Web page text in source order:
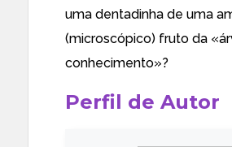
uma dentadinha de uma
(microscópico) fruto da
conhecimento»?
Perfil de Autor